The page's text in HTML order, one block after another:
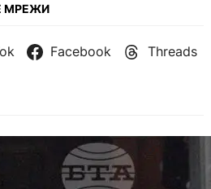
МРЕЖИ
Facebook Threads
147 години от създаването
сили.